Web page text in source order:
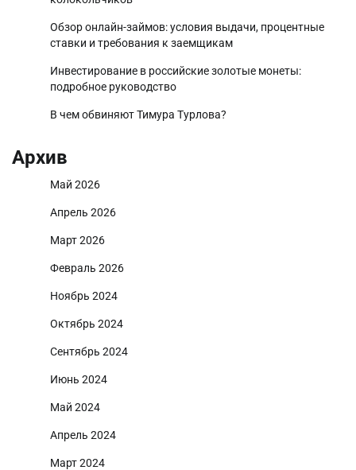
Обзор онлайн-займов: условия выдачи, процентные
ставки и требования к заемщикам
Инвестирование в российские золотые монеты:
подробное руководство
В чем обвиняют Тимура Турлова?
Архив
Май 2026
Апрель 2026
Март 2026
Февраль 2026
Ноябрь 2024
Октябрь 2024
Сентябрь 2024
Июнь 2024
Май 2024
Апрель 2024
Март 2024